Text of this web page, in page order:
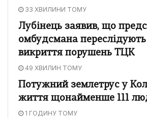
33 ХВИЛИНИ ТОМУ
Лубінець заявив, що
омбудсмана переслідують
викриття порушень ТЦК
49 ХВИЛИН ТОМУ
Потужний землетрус у
життя щонайменше 111
1 ГОДИНУ ТОМУ